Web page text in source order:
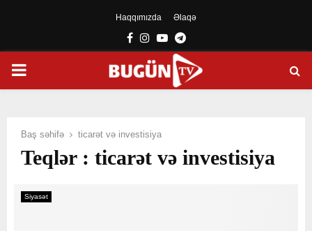
Haqqımızda Əlaqə
Facebook
Instagram
YoutubeTelegram
PRIMARY
Baş səhifə ticarət və investisiya
Teqlər : ticarət və investisiya
Siyasət